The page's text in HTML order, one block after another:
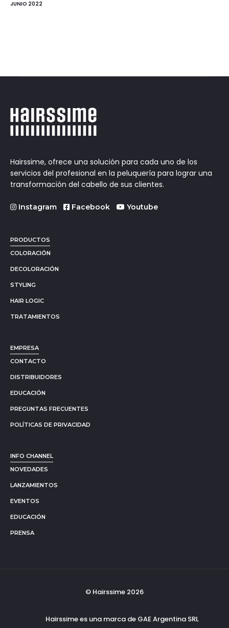
JUNIO 2022
Hairssime, ofrece una solución para cada uno de los
servicios del profesional en la peluquería para lograr una
transformación del cabello de sus clientes.
Instagram Facebook Youtube
PRODUCTOS
COLORACIÓN
DECOLORACIÓN
STYLING
HAIR LOGIC
TRATAMIENTOS
EMPRESA
CONTACTO
DISTRIBUIDORES
EDUCACIÓN
PREGUNTAS FRECUENTES
POLÍTICAS DE PRIVACIDAD
INFO CHANNEL
NOVEDADES
LANZAMIENTOS
EVENTOS
EDUCACIÓN
PRENSA
© Hairssime 2026
Hairssime es una marca de GAE Argentina SRL